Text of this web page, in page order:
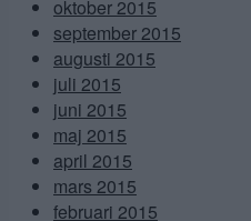
oktober 2015
september 2015
augusti 2015
juli 2015
juni 2015
maj 2015
april 2015
mars 2015
februari 2015